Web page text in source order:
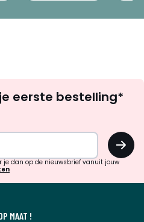
zoek
inspiratie
verrassingen?
je eerste bestelling*
OK
je dan op de nieuwsbrief vanuit jouw
MAAT !